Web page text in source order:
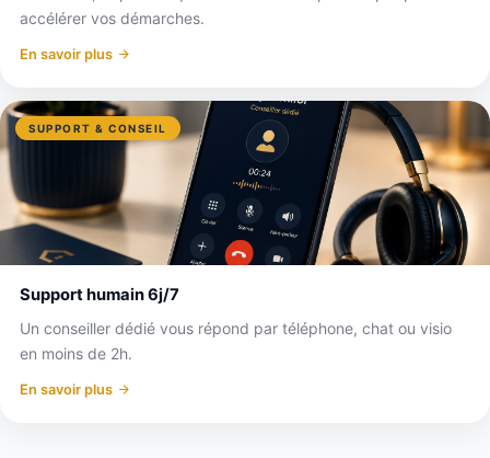
accélérer vos démarches.
En savoir plus
SUPPORT & CONSEIL
Support humain 6j/7
Un conseiller dédié vous répond par téléphone, chat ou visio
en moins de 2h.
En savoir plus